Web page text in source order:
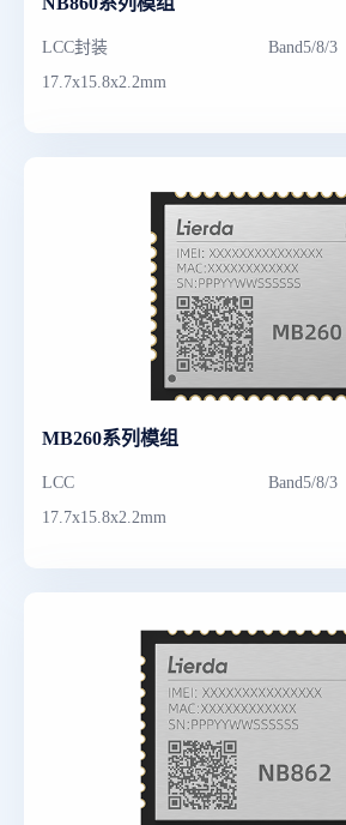
LCC封装
Band5/8/3
17.7x15.8x2.2mm
MB260系列模组
LCC
Band5/8/3
17.7x15.8x2.2mm